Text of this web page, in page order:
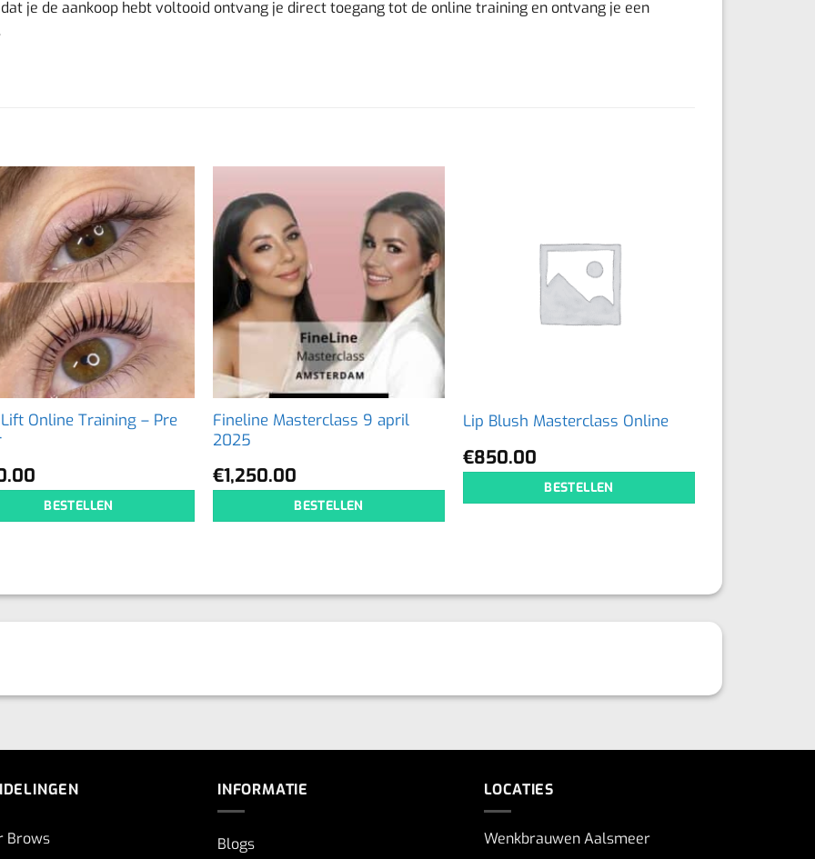
je de aankoop hebt voltooid ontvang je direct toegang tot de online training en ontvang je een
Online Training – Pre
BESTELLEN
Fineline Masterclass 9 april
2025
€1,250.00
BESTELLEN
Lip Blush Masterclass Online
€850.00
BESTELLEN
Brows
INFORMATIE
Blogs
LOCATIES
Wenkbrauwen Aalsmeer